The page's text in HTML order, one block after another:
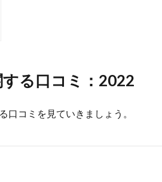
る口コミ：2022
口コミを見ていきましょう。